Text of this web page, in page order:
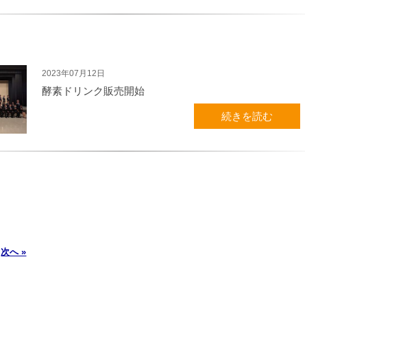
2023年07月12日
酵素ドリンク販売開始
続きを読む
次へ »